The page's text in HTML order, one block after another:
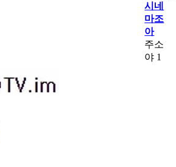
시네
마조
아
주소
야 1